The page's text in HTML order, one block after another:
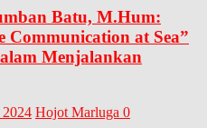
Batu, M.Hum:
at Sea”
Menjalankan
2024 Hojot Marluga 0